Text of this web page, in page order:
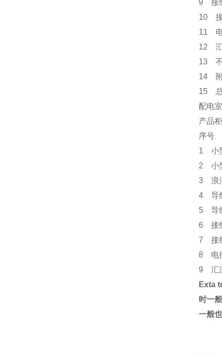
9 接
10
11 电
12
13
14
15
配电
产品
序号
1 小
2 小
3 浪
4 导
5
6 接
7 接
8 电
9 汇
Exta
时一
一般